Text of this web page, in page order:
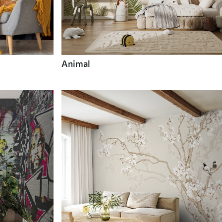
Animal